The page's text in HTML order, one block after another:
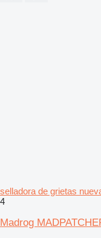
selladora de grietas
4
Madrog